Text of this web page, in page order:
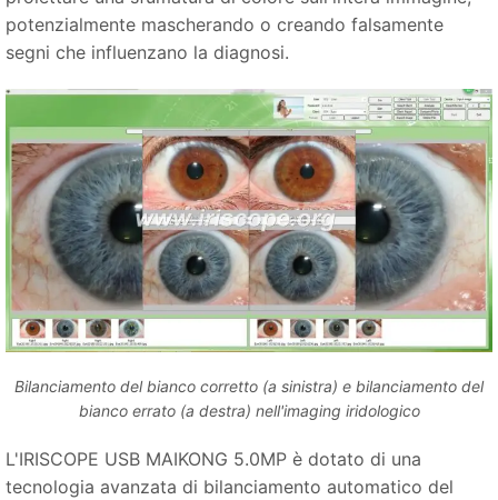
potenzialmente mascherando o creando falsamente
segni che influenzano la diagnosi.
Bilanciamento del bianco corretto (a sinistra) e bilanciamento del
bianco errato (a destra) nell'imaging iridologico
L'IRISCOPE USB MAIKONG 5.0MP è dotato di una
tecnologia avanzata di bilanciamento automatico del